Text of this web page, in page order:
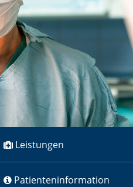
Leistungen
Patienteninformation